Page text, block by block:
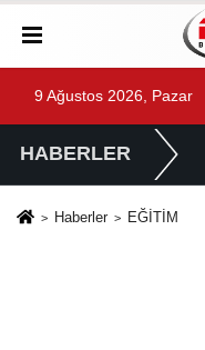
9 Ağustos 2026, Pazar
HABERLER
Haberler EĞİTİM